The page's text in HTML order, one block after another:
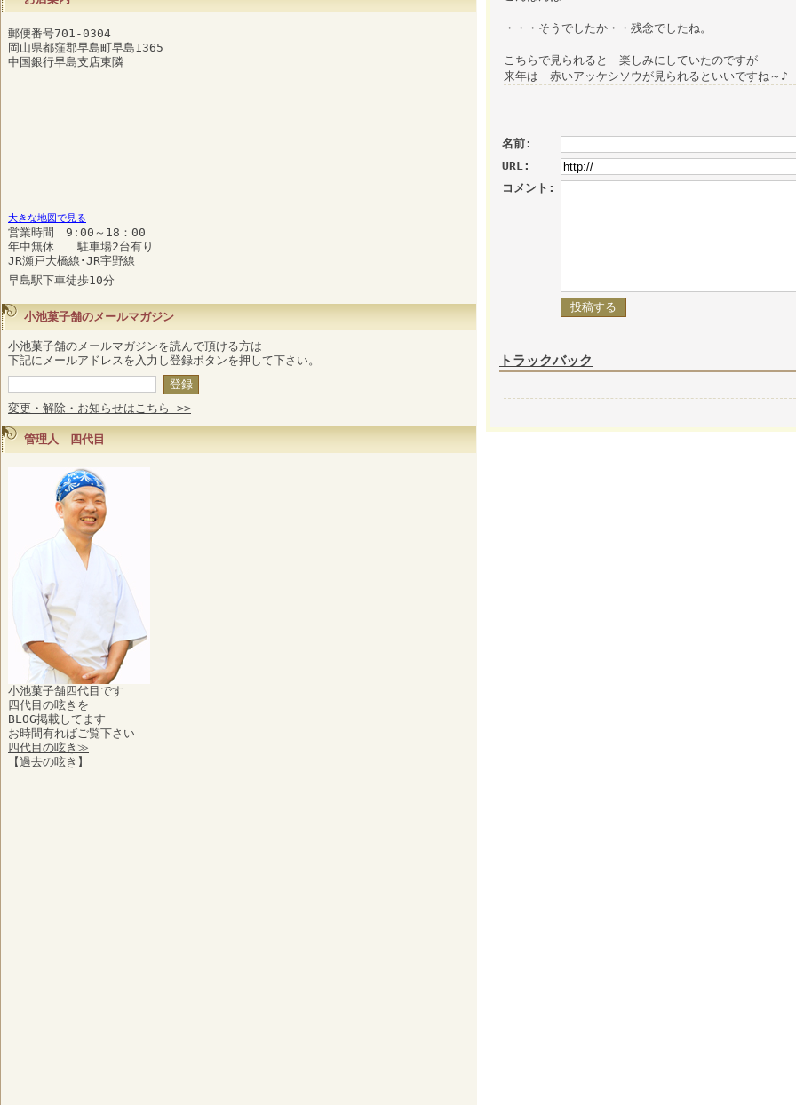
郵便番号701-0304
岡山県都窪郡早島町早島1365
中国銀行早島支店東隣
大きな地図で見る
営業時間 9:00～18：00
年中無休 駐車場2台有り
JR瀬戸大橋線･JR宇野線
早島駅下車徒歩10分
小池菓子舗のメールマガジン
小池菓子舗のメールマガジンを読んで頂ける方は
下記にメールアドレスを入力し登録ボタンを押して下さい。
変更・解除・お知らせはこちら >>
管理人 四代目
小池菓子舗四代目です
四代目の呟きを
BLOG掲載してます
お時間有ればご覧下さい
四代目の呟き≫
【過去の呟き 】
・・・そうでしたか・・残念でしたね。
こちらで見られると 楽しみにしていたのですが
来年は 赤いアッケシソウが見られるといいですね～♪
名前:
URL:
コメント:
トラックバック